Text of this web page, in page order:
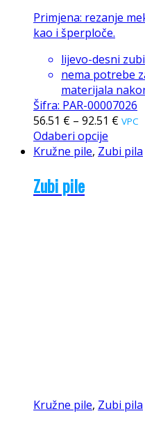
Primjena: rezanje
kao i šperploče.
lijevo-desni zubi
nema potrebe
materijala
Šifra: PAR-00007026
56.51 € – 92.51 € VPC
Odaberi opcije
Kružne pile, Zubi pila
Zubi pile
Kružne pile, Zubi pila